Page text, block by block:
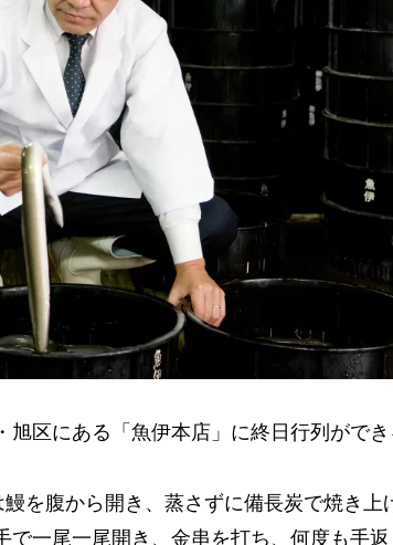
区にある「魚伊本店」に終日行列がで
を腹から開き、蒸さずに備長炭で焼き上
で一尾一尾開き、金串を打ち、何度も手